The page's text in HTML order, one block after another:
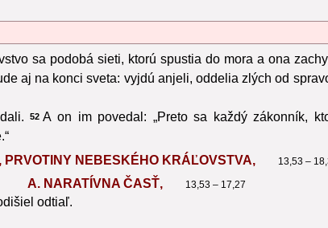
sa podobá sieti, ktorú spustia do mora a ona
aj na konci sveta: vyjdú anjeli, oddelia zlých od
52 A on im povedal: „Preto sa každý zákonník,
PRVOTINY NEBESKÉHO KRÁĽOVSTVA,
13,53 –
A. NARATÍVNA ČASŤ, 13,53 – 17,27
odtiaľ.